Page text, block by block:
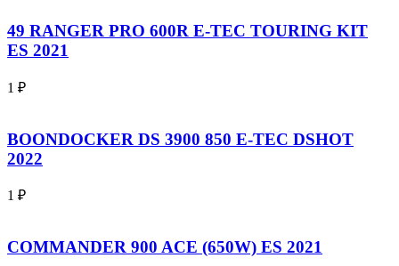
49 RANGER PRO 600R E-TEC TOURING KIT
ES 2021
1 ₽
BOONDOCKER DS 3900 850 E-TEC DSHOT
2022
1 ₽
COMMANDER 900 ACE (650W) ES 2021